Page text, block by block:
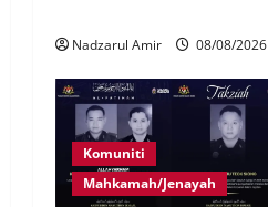
Nadzarul Amir 08/08/2026
Komuniti
Mahkamah/Jenayah